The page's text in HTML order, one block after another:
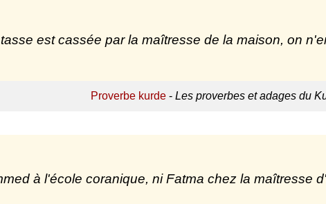
est cassée par la maîtresse de la maison, on
Proverbe kurde - Les proverbes et adages du
à l'école coranique, ni Fatma chez la maîtresse